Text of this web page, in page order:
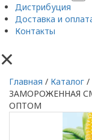
Дистрибуция
Доставка и
Контакты
×
Главная / Каталог /
ЗАМОРОЖЕННАЯ
ОПТОМ